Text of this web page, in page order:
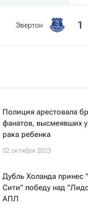
Эвертон 1
Полиция арестовала
фанатов, высмеявших
рака ребенка
02 октября 2023
Дубль Холанда принес
Сити" победу над
АПЛ